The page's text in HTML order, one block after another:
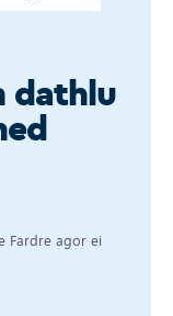
dathlu
Fardre agor ei